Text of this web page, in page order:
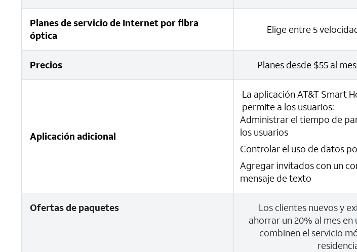
Planes de servicio de Internet por fibra
óptica
Elige entre 5
Precios Planes desde $55 al
Aplicación adicional
La aplicación AT&T Smart
permite a los usuarios:
Administrar el tiempo de
los usuarios
Controlar el uso de datos
Agregar invitados con un
mensaje de texto
Ofertas de paquetes
Los clientes nuevos y
ahorrar un 20% al mes en
combinen el servicio